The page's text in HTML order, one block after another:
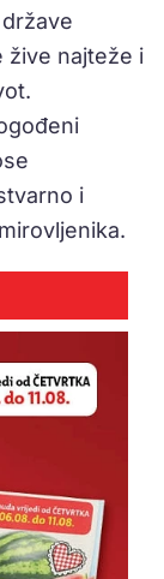
žive najteže i
i